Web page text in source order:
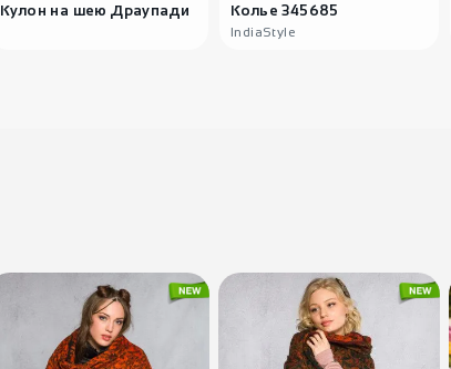
Кулон на шею Драупади Колье 345685
IndiaStyle